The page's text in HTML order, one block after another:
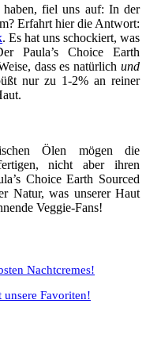
fiel uns auf: In der
Erfahrt hier die Antwort:
. Es hat uns schockiert, was
Paula’s Choice Earth
dass es natürlich und
nur zu 1-2% an reiner
Ölen mögen die
nicht aber ihren
Choice Earth Sourced
Natur, was unserer Haut
Veggie-Fans!
Nachtcremes!
unsere Favoriten!